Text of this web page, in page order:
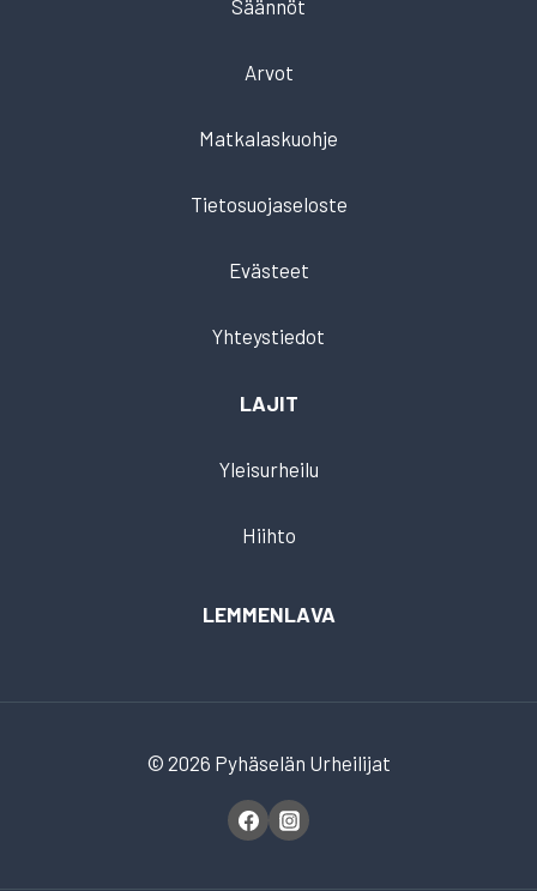
Säännöt
Arvot
Matkalaskuohje
Tietosuojaseloste
Evästeet
Yhteystiedot
LAJIT
Yleisurheilu
Hiihto
LEMMENLAVA
© 2026 Pyhäselän Urheilijat